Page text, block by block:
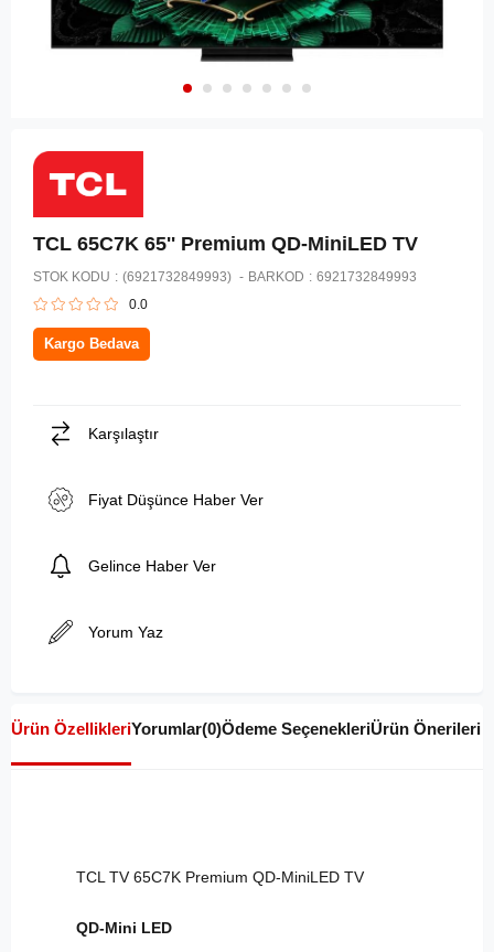
TCL 65C7K 65'' Premium QD-MiniLED TV
STOK KODU (6921732849993) BARKOD : 6921732849993
0.0
Kargo Bedava
Karşılaştır
Fiyat Düşünce Haber Ver
Gelince Haber Ver
Yorum Yaz
Ürün ÖzellikleriYorumlar(0)Ödeme SeçenekleriÜrün Önerileri
TCL TV 65C7K Premium QD-MiniLED TV
QD-Mini LED